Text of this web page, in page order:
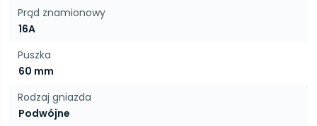
Prąd znamionowy
16A
Puszka
60 mm
Rodzaj gniazda
Podwójne